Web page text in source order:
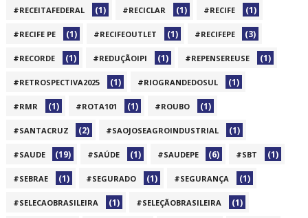
#RECEITAFEDERAL (1) #RECICLAR (1) #RECIFE (1)
#RECIFE PE (1) #RECIFEOUTLET (1) #RECIFEPE (3)
#RECORDE (1) #REDUÇÃOIPI (1) #REPENSEREUSE (1)
#RETROSPECTIVA2025 (1) #RIOGRANDEDOSUL (1)
#RMR (1) #ROTA101 (1) #ROUBO (1)
#SANTACRUZ (2) #SAOJOSEAGROINDUSTRIAL (1)
#SAUDE (19) #SAÚDE (1) #SAUDEPE (6) #SBT (1)
#SEBRAE (1) #SEGURADO (1) #SEGURANÇA (1)
#SELECAOBRASILEIRA (1) #SELEÇÃOBRASILEIRA (1)